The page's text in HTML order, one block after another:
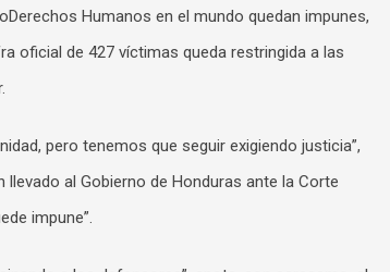
Humanos en el mundo quedan impunes,
oficial de 427 víctimas queda restringida a las
pero tenemos que seguir exigiendo justicia”,
al Gobierno de Honduras ante la Corte
impune”.